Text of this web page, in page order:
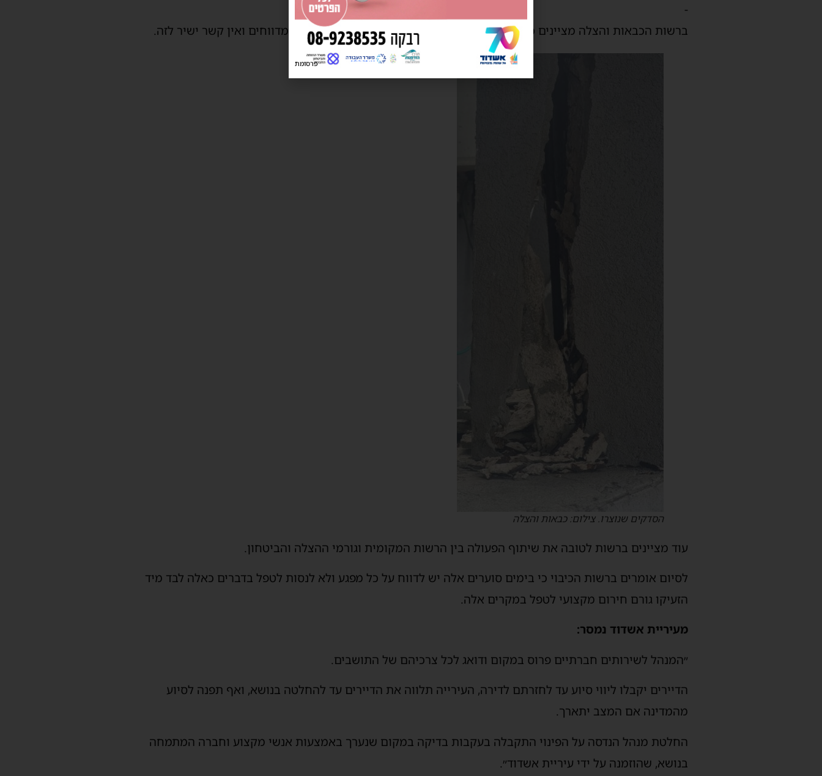
-
ברשות הכבאות והצלה מציינים כי אירוע זה הוא לא נגזרת לאירועי רעידת האדמה שמדווחים ואין קשר ישיר לזה.
הסדקים שנוצרו. צילום: כבאות והצלה
עוד מציינים ברשות לטובה את שיתוף הפעולה בין הרשות המקומית וגורמי ההצלה והביטחון.
לסיום אומרים ברשות הכיבוי כי בימים סוערים אלה יש לדווח על כל מפגע ולא לנסות לטפל בדברים כאלה לבד מיד
הזעיקו גורם חירום מקצועי לטפל במקרים אלה.
מעיריית אשדוד נמסר:
״המנהל לשירותים חברתיים פרוס במקום ודואג לכל צרכיהם של התושבים.
הדיירים יקבלו ליווי סיוע עד לחזרתם לדירה, העירייה תלווה את הדיירים עד להחלטה בנושא, ואף תפנה לסיוע
מהמדינה אם המצב יתארך.
החלטת מנהל הנדסה על הפינוי התקבלה בעקבות בדיקה במקום שנערך באמצעות אנשי מקצוע וחברה המתמחה
בנושא, שהוזמנה על ידי עיריית אשדוד״.
פרסומת